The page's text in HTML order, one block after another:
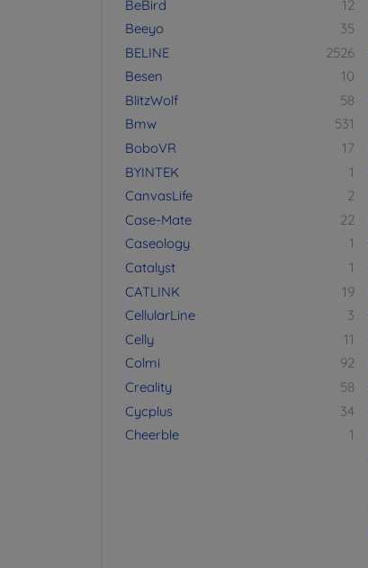
BeBird
12
Beeyo
35
BELINE
2526
Besen
10
BlitzWolf
58
Bmw
531
BoboVR
17
BYINTEK
1
CanvasLife
2
Case-Mate
22
Caseology
1
Catalyst
1
CATLINK
19
CellularLine
3
Celly
11
Colmi
92
Creality
58
Cycplus
34
Cheerble
1